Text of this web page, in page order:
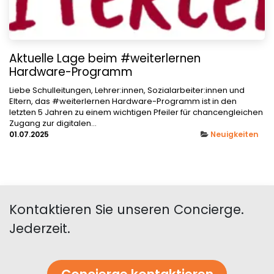
Aktuelle Lage beim #weiterlernen
Hardware-Programm
Liebe Schulleitungen, Lehrer:innen, Sozialarbeiter:innen und
Eltern, das #weiterlernen Hardware-Programm ist in den
letzten 5 Jahren zu einem wichtigen Pfeiler für chancengleichen
Zugang zur digitalen...
01.07.2025 Neuigkeiten
Kontaktieren Sie unseren Concierge.
Jederzeit.